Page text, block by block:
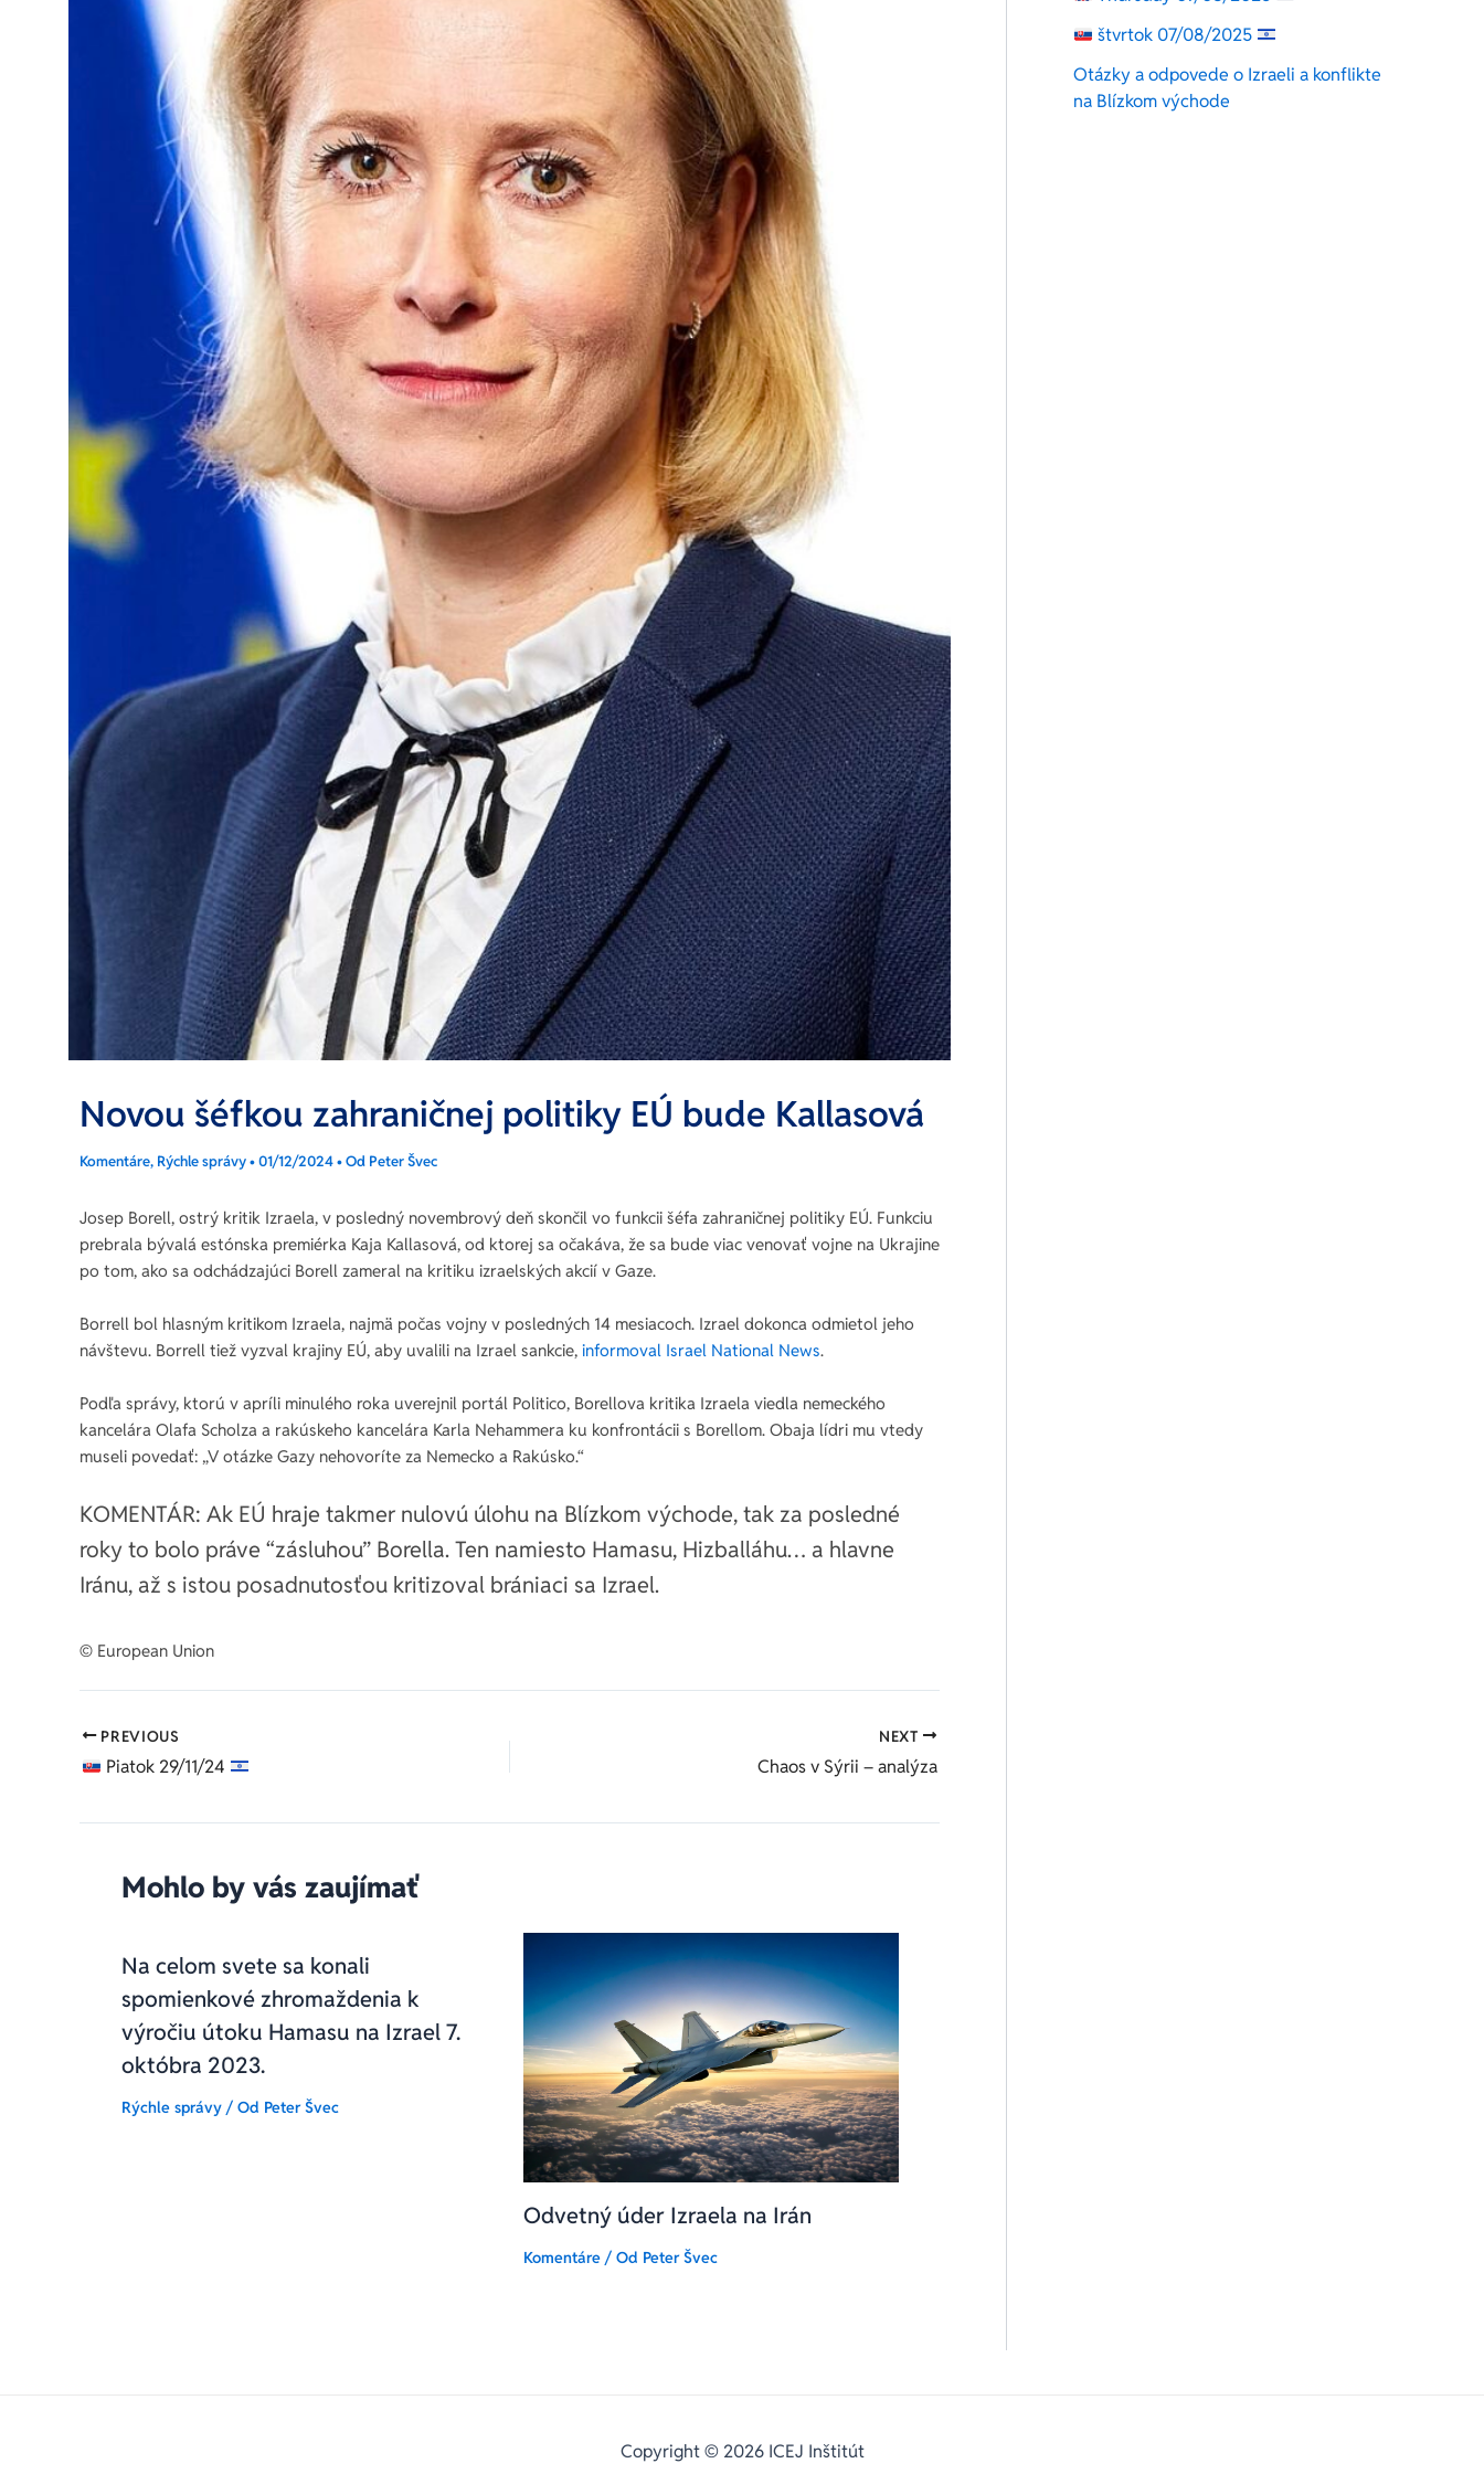
Novou šéfkou zahraničnej politiky EÚ bude Kallasová
Komentáre, Rýchle správy•01/12/2024• Od Peter Švec
Josep Borell, ostrý kritik Izraela, v posledný novembrový deň skončil vo funkcii šéfa zahraničnej politiky EÚ. Funkciu
prebrala bývalá estónska premiérka Kaja Kallasová, od ktorej sa očakáva, že sa bude viac venovať vojne na Ukrajine
po tom, ako sa odchádzajúci Borell zameral na kritiku izraelských akcií v Gaze.
Borrell bol hlasným kritikom Izraela, najmä počas vojny v posledných 14 mesiacoch. Izrael dokonca odmietol jeho
návštevu. Borrell tiež vyzval krajiny EÚ, aby uvalili na Izrael sankcie, informoval Israel National News.
Podľa správy, ktorú v apríli minulého roka uverejnil portál Politico, Borellova kritika Izraela viedla nemeckého
kancelára Olafa Scholza a rakúskeho kancelára Karla Nehammera ku konfrontácii s Borellom. Obaja lídri mu vtedy
museli povedať: „V otázke Gazy nehovoríte za Nemecko a Rakúsko.“
KOMENTÁR: Ak EÚ hraje takmer nulovú úlohu na Blízkom východe, tak za posledné
roky to bolo práve “zásluhou” Borella. Ten namiesto Hamasu, Hizballáhu… a hlavne
Iránu, až s istou posadnutosťou kritizoval brániaci sa Izrael.
© European Union
PREVIOUS
Piatok 29/11/24
NEXT
Chaos v Sýrii – analýza
Mohlo by vás zaujímať
Na celom svete sa konali
spomienkové zhromaždenia k
výročiu útoku Hamasu na Izrael 7.
októbra 2023.
Rýchle správy/ Od Peter Švec
Odvetný úder Izraela na Irán
Komentáre / Od Peter Švec
štvrtok 07/08/2025
Otázky a odpovede o Izraeli a konflikte
na Blízkom východe
Copyright © 2026 ICEJ Inštitút